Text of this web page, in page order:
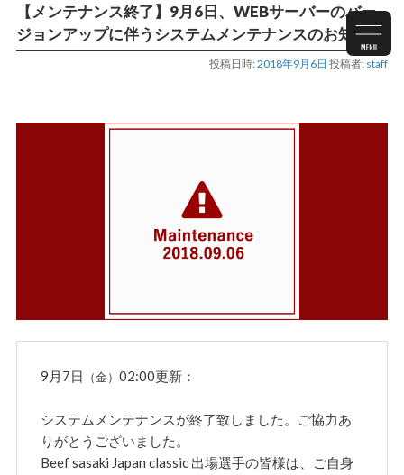
【メンテナンス終了】9月6日、WEBサーバーのバー
ジョンアップに伴うシステムメンテナンスのお知らせ
投稿日時:2018年9月6日 投稿者: staff
9月7日 （金） 02:00更新：
システムメンテナンスが終了致しました。ご協力あ
りがとうございました。
Beef sasaki Japan classic 出場選手の皆様は、ご自身